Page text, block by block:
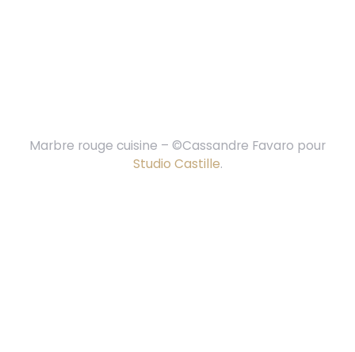
Marbre rouge cuisine – ©Cassandre Favaro pour
Studio Castille.